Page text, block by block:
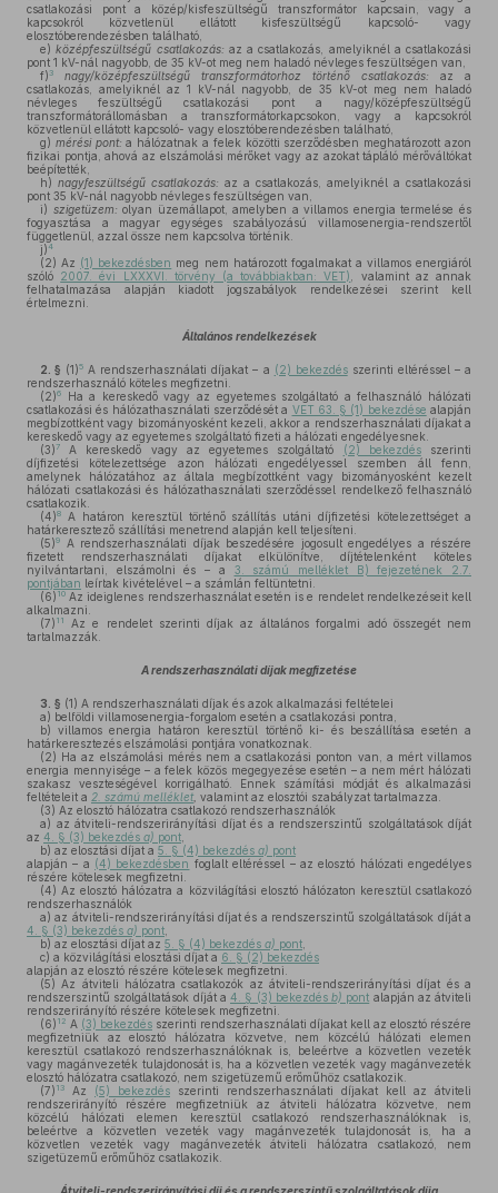
csatlakozási pont a közép/kisfeszültségű transzformátor kapcsain, vagy a
kapcsokról közvetlenül ellátott kisfeszültségű kapcsoló- vagy
elosztóberendezésben található,
e) középfeszültségű csatlakozás: az a csatlakozás, amelyiknél a csatlakozási
pont 1 kV-nál nagyobb, de 35 kV-ot meg nem haladó névleges feszültségen van,
f) 3 nagy/középfeszültségű transzformátorhoz történő csatlakozás: az a
csatlakozás, amelyiknél az 1 kV-nál nagyobb, de 35 kV-ot meg nem haladó
névleges feszültségű csatlakozási pont a nagy/középfeszültségű
transzformátorállomásban a transzformátorkapcsokon, vagy a kapcsokról
közvetlenül ellátott kapcsoló- vagy elosztóberendezésben található,
g) mérési pont:a hálózatnak a felek közötti szerződésben meghatározott azon
fizikai pontja, ahová az elszámolási mérőket vagy az azokat tápláló mérőváltókat
beépítették,
h) nagyfeszültségű csatlakozás: az a csatlakozás, amelyiknél a csatlakozási
pont 35 kV-nál nagyobb névleges feszültségen van,
i) szigetüzem:olyan üzemállapot, amelyben a villamos energia termelése és
fogyasztása a magyar egységes szabályozású villamosenergia-rendszertől
függetlenül, azzal össze nem kapcsolva történik.
j)4
(2) Az (1) bekezdésben meg nem határozott fogalmakat a villamos energiáról
szóló 2007. évi LXXXVI. törvény (a továbbiakban: VET)
, valamint az annak
felhatalmazása alapján kiadott jogszabályok rendelkezései szerint kell
értelmezni.
Általános rendelkezések
2. § (1)5 A rendszerhasználati díjakat – a (2) bekezdésszerinti eltéréssel – a
rendszerhasználó köteles megfizetni.
(2)6
Ha a kereskedő vagy az egyetemes szolgáltató a felhasználó hálózati
csatlakozási és hálózathasználati szerződését a VET 63. § (1) bekezdése alapján
megbízottként vagy bizományosként kezeli, akkor a rendszerhasználati díjakat a
kereskedő vagy az egyetemes szolgáltató fizeti a hálózati engedélyesnek.
(3)7 A kereskedő vagy az egyetemes szolgáltató (2) bekezdésszerinti
díjfizetési kötelezettsége azon hálózati engedélyessel szemben áll fenn,
amelynek hálózatához az általa megbízottként vagy bizományosként kezelt
hálózati csatlakozási és hálózathasználati szerződéssel rendelkező felhasználó
csatlakozik.
(4)8
A határon keresztül történő szállítás utáni díjfizetési kötelezettséget a
határkeresztező szállítási menetrend alapján kell teljesíteni.
(5)9
A rendszerhasználati díjak beszedésére jogosult engedélyes a részére
fizetett rendszerhasználati díjakat elkülönítve, díjtételenként köteles
nyilvántartani, elszámolni és – a 3. számú melléklet B) fejezetének 2.7.
pontjában leírtak kivételével – a számlán feltüntetni.
(6) 10 Az ideiglenes rendszerhasználat esetén is e rendelet rendelkezéseit kell
alkalmazni.
(7) 11
Az e rendelet szerinti díjak az általános forgalmi adó összegét nem
tartalmazzák.
A rendszerhasználati díjak megfizetése
3. § (1) A rendszerhasználati díjak és azok alkalmazási feltételei
a) belföldi villamosenergia-forgalom esetén a csatlakozási pontra,
b) villamos energia határon keresztül történő ki- és beszállítása esetén a
határkeresztezés elszámolási pontjára vonatkoznak.
(2) Ha az elszámolási mérés nem a csatlakozási ponton van, a mért villamos
energia mennyisége – a felek közös megegyezése esetén – a nem mért hálózati
szakasz veszteségével korrigálható. Ennek számítási módját és alkalmazási
feltételeit a 2. számú melléklet, valamint az elosztói szabályzat tartalmazza.
(3) Az elosztó hálózatra csatlakozó rendszerhasználók
a) az átviteli-rendszerirányítási díjat és a rendszerszintű szolgáltatások díját
az 4. § (3) bekezdés a) pont
b) az elosztási díjat a 5. § (4) bekezdés a) pont
alapján – a (4) bekezdésben foglalt eltéréssel – az elosztó hálózati engedélyes
részére kötelesek megfizetni.
(4) Az elosztó hálózatra a közvilágítási elosztó hálózaton keresztül csatlakozó
rendszerhasználók
a) az átviteli-rendszerirányítási díjat és a rendszerszintű szolgáltatások díját a
4. § (3) bekezdés a) pont
b) az elosztási díjat az 5. § (4) bekezdés a) pont
c) a közvilágítási elosztási díjat a 6. § (2) bekezdés
alapján az elosztó részére kötelesek megfizetni.
(5) Az átviteli hálózatra csatlakozók az átviteli-rendszerirányítási díjat és a
rendszerszintű szolgáltatások díját a 4. § (3) bekezdés b) pont alapján az átviteli
rendszerirányító részére kötelesek megfizetni.
(6) 12 A (3) bekezdés szerinti rendszerhasználati díjakat kell az elosztó részére
megfizetniük az elosztó hálózatra közvetve, nem közcélú hálózati elemen
keresztül csatlakozó rendszerhasználóknak is, beleértve a közvetlen vezeték
vagy magánvezeték tulajdonosát is, ha a közvetlen vezeték vagy magánvezeték
elosztó hálózatra csatlakozó, nem szigetüzemű erőműhöz csatlakozik.
(7) 13 Az (5) bekezdés szerinti rendszerhasználati díjakat kell az átviteli
rendszerirányító részére megfizetniük az átviteli hálózatra közvetve, nem
közcélú hálózati elemen keresztül csatlakozó rendszerhasználóknak is,
beleértve a közvetlen vezeték vagy magánvezeték tulajdonosát is, ha a
közvetlen vezeték vagy magánvezeték átviteli hálózatra csatlakozó, nem
szigetüzemű erőműhöz csatlakozik.